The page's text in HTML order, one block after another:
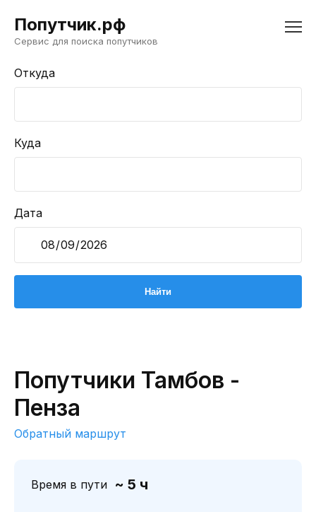
Попутчик.рф
Сервис для поиска попутчиков
Откуда
Куда
Дата
Попутчики Тамбов -
Пенза
Обратный маршрут
Время в пути ~ 5 ч